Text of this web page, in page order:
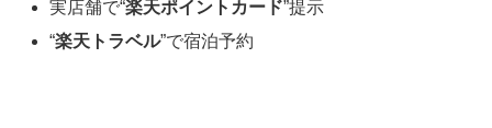
実店舗で“楽天ポイントカード”提示
“楽天トラベル”で宿泊予約